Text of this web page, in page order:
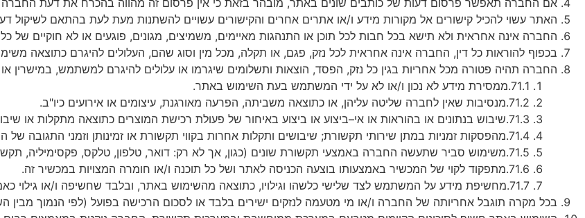
אם החברה תאפשר פרסום דעות של כותבים שונים באתר, מובהר בזאת כי אין פרסום זה מהווה בהכרח את דעת החברה
האתר עשוי להכיל קישורים אל מקורות מידע ו/או אתרים אחרים והקישורים עשויים להשתנות מעת לעת בהתאם לשיקול
החברה אינה אחראית ולא תישא בכל חבות לכל תוכן או התנהגות מאיימים, משמיצים, מגונים, פוגעים או לא חוקיים של כל
בכפוף להוראות כל דין, החברה אינה אחראית לכל נזק, פגם, או תקלה, מכל מין וסוג שהם, העלולים להיגרם כתוצאה
החברה תהיה פטורה מכל אחריות בגין כל נזק, הפסד, הוצאות ותשלומים שיגרמו או עלולים להיגרם למשתמש, במישרין או
71.1. ממסירת מידע לא נכון ו/או לא על ידי המשתמש בעת השימוש באתר.
71.2. מנסיבות שאין לחברה שליטה עליהן, או כתוצאה משביתה, הפרעה מאורגנת, עיצומים או אירועים כיו"ב.
71.3. שיבוש בנתונים או בהוראות או אי–ביצוע או ביצוע באיחור של פעולת רכישת המוצרים כתוצאה מתקלות או
71.4. מהפסקות זמניות במתן שירותי תקשורת; שיבושים ותקלות אחרות בקווי תקשורת או זמינותן וזמני התגובה של
71.5. משימוש סביר שתעשה החברה באמצעי תקשורת שונים (כגון, אך לא רק: דואר, טלפון, טלקס, פקסימיליה,
71.6. מתפקוד לקוי של המכשיר באמצעותו בוצעה הכניסה לאתר ושל כל תוכנה ו/או חומרה המצויות במכשיר זה.
71.7. מחשיפת מידע על המשתמש לצד שלישי כלשהו וגילויו, כתוצאה מהשימוש באתר, ובלבד שחשיפה ו/או גילוי
בכל מקרה תוגבל אחריותה של החברה ו/או מי מטעמה לנזקים ישירים בלבד או לסכום הרכישה בפועל (לפי הנמוך מבין